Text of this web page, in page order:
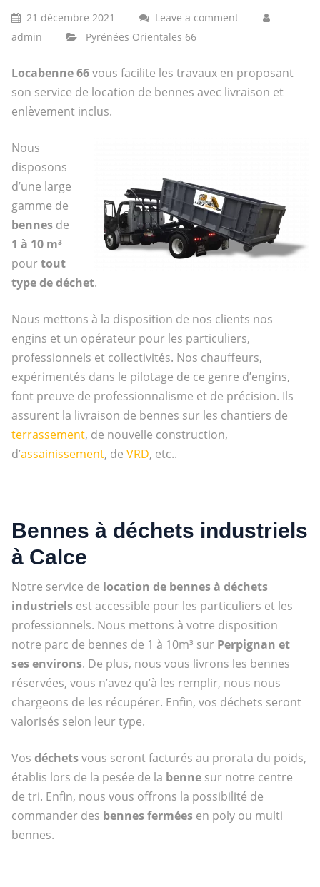
21 décembre 2021
Leave a comment
admin
Pyrénées Orientales 66
Locabenne 66vous facilite les travaux en proposant
son service de location de bennes avec livraison et
enlèvement inclus.
Nous
disposons
d’une large
gamme de
bennes de
1 à 10 m³
pourtout
type de déchet.
Nous mettons à la disposition de nos clients nos
engins et un opérateur pour les particuliers,
professionnels et collectivités. Nos chauffeurs,
expérimentés dans le pilotage de ce genre d’engins,
font preuve de professionnalisme et de précision. Ils
assurent la livraison de bennes sur les chantiers de
terrassement, de nouvelle construction,
d’assainissement, de VRD, etc..
Bennes à déchets industriels
à Calce
Notre service de location de bennes à déchets
industrielsest accessible pour les particuliers et les
professionnels. Nous mettons à votre disposition
notre parc de bennes de 1 à 10m³ sur Perpignan et
ses environs. De plus, nous vous livrons les bennes
réservées, vous n’avez qu’à les remplir, nous nous
chargeons de les récupérer. Enfin, vos déchets seront
valorisés selon leur type.
Vos déchetsvous seront facturés au prorata du poids,
établis lors de la pesée de la bennesur notre centre
de tri. Enfin, nous vous offrons la possibilité de
commander des bennes ferméesen poly ou multi
bennes.